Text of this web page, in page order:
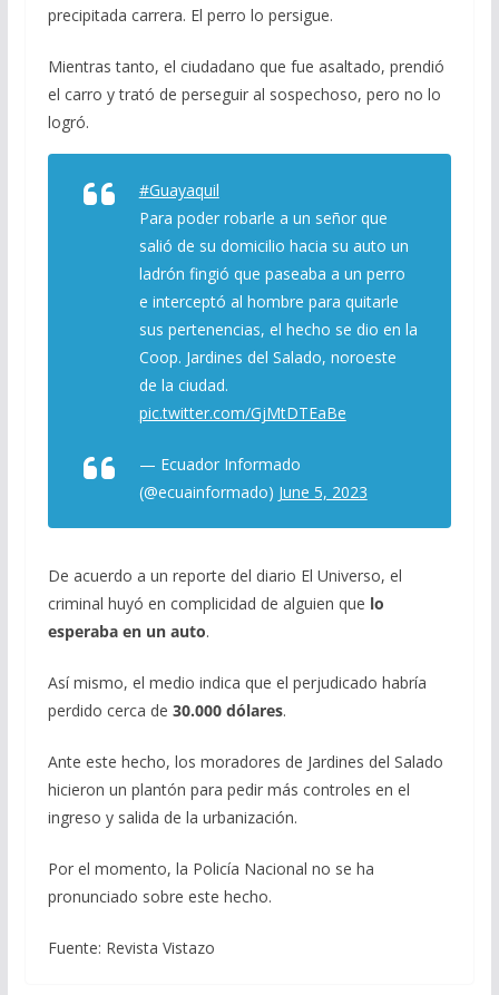
precipitada carrera. El perro lo persigue.
Mientras tanto, el ciudadano que fue asaltado, prendió
el carro y trató de perseguir al sospechoso, pero no lo
logró.
#Guayaquil
Para poder robarle a un señor que
salió de su domicilio hacia su auto un
ladrón fingió que paseaba a un perro
e interceptó al hombre para quitarle
sus pertenencias, el hecho se dio en la
Coop. Jardines del Salado, noroeste
de la ciudad.
pic.twitter.com/GjMtDTEaBe
— Ecuador Informado
(@ecuainformado) June 5, 2023
De acuerdo a un reporte del diario El Universo, el
criminal huyó en complicidad de alguien que lo
esperaba en un auto.
Así mismo, el medio indica que el perjudicado habría
perdido cerca de 30.000 dólares.
Ante este hecho, los moradores de Jardines del Salado
hicieron un plantón para pedir más controles en el
ingreso y salida de la urbanización.
Por el momento, la Policía Nacional no se ha
pronunciado sobre este hecho.
Fuente: Revista Vistazo